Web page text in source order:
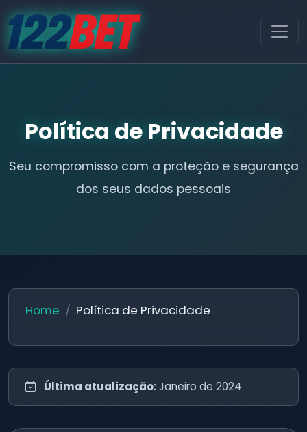
Política de Privacidade
Seu compromisso com a proteção e segurança
dos seus dados pessoais
Home Política de Privacidade
Última atualização:Janeiro de 2024